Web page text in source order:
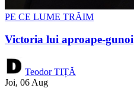
PE CE LUME TRĂIM
Victoria lui aproape-gunoi
Teodor TIȚĂ
Joi, 06 Aug